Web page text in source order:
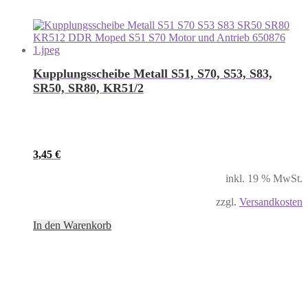
Kupplungsscheibe Metall S51, S70, S53, S83,
SR50, SR80, KR51/2
3,45 €
inkl. 19 % MwSt.
zzgl. Versandkosten
In den Warenkorb